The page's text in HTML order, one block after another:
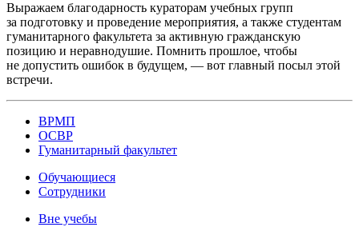
Выражаем благодарность кураторам учебных групп
за подготовку и проведение мероприятия, а также студентам
гуманитарного факультета за активную гражданскую
позицию и неравнодушие. Помнить прошлое, чтобы
не допустить ошибок в будущем, — вот главный посыл этой
встречи.
ВРМП
ОСВР
Гуманитарный факультет
Обучающиеся
Сотрудники
Вне учебы